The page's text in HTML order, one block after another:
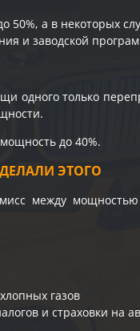
50%, а в некоторых
и заводской
одного только
до 40%.
ЭТОГО
между
газов
и страховки на